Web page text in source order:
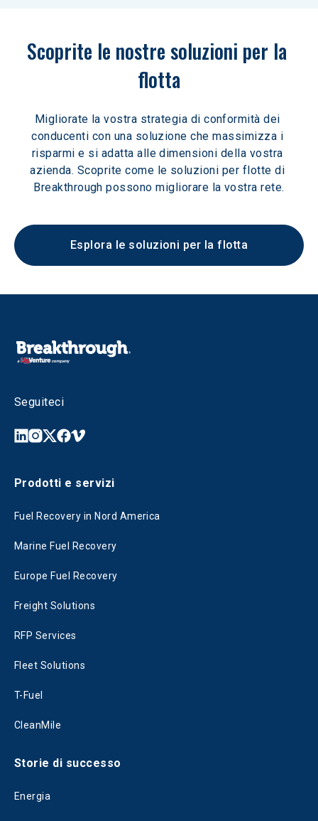
Scoprite le nostre soluzioni per la
flotta
Migliorate la vostra strategia di conformità dei
conducenti con una soluzione che massimizza i
risparmi e si adatta alle dimensioni della vostra
azienda. Scoprite come le soluzioni per flotte di
Breakthrough possono migliorare la vostra rete.
Esplora le soluzioni per la flotta
Seguiteci
Prodotti e servizi
Fuel Recovery in Nord America
Marine Fuel Recovery
Europe Fuel Recovery
Freight Solutions
RFP Services
Fleet Solutions
T-Fuel
CleanMile
Storie di successo
Energia